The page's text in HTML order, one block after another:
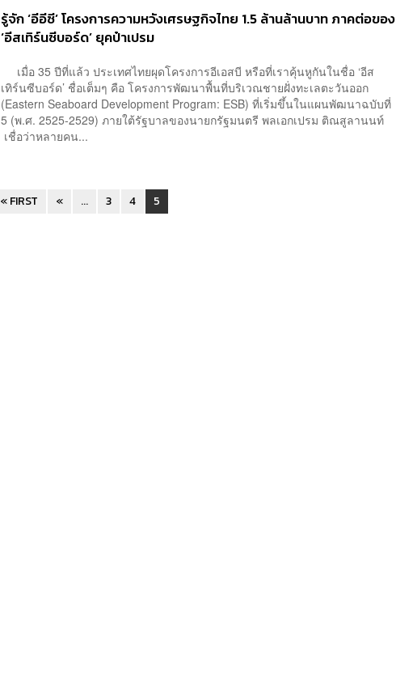
รู้จัก ‘อีอีซี’ โครงการความหวังเศรษฐกิจไทย 1.5 ล้านล้านบาท ภาคต่อของ
‘อีสเทิร์นซีบอร์ด’ ยุคป๋าเปรม
เมื่อ 35 ปีที่แล้ว ประเทศไทยผุดโครงการอีเอสบี หรือที่เราคุ้นหูกันในชื่อ ‘อีส
เทิร์นซีบอร์ด’ ชื่อเต็มๆ คือ โครงการพัฒนาพื้นที่บริเวณชายฝั่งทะเลตะวันออก
(Eastern Seaboard Development Program: ESB) ที่เริ่มขึ้นในแผนพัฒนาฉบับที่
5 (พ.ศ. 2525-2529) ภายใต้รัฐบาลของนายกรัฐมนตรี พลเอกเปรม ติณสูลานนท์
เชื่อว่าหลายคน...
« FIRST « ... 3 4 5